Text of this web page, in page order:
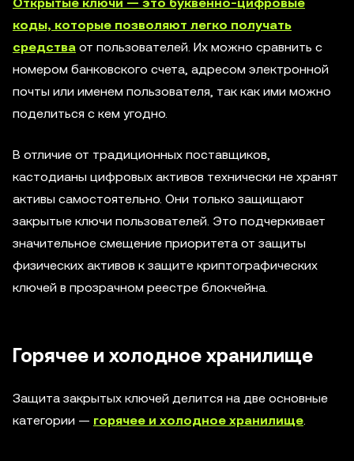
коды, которые позволяют легко получать
средства от пользователей. Их можно сравнить с
номером банковского счета, адресом электронной
почты или именем пользователя, так как ими можно
поделиться с кем угодно.
В отличие от традиционных поставщиков,
кастодианы цифровых активов технически не хранят
активы самостоятельно. Они только защищают
закрытые ключи пользователей. Это подчеркивает
значительное смещение приоритета от защиты
физических активов к защите криптографических
ключей в прозрачном реестре блокчейна.
Горячее и холодное хранилище
Защита закрытых ключей делится на две основные
категории — горячее и холодное хранилище.